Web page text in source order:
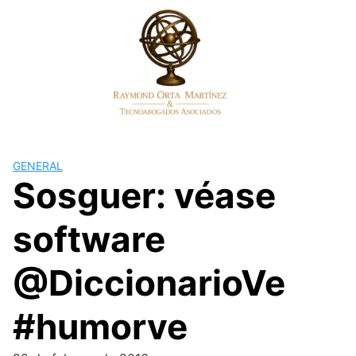
GENERAL
Sosguer: véase
software
@DiccionarioVe
#humorve